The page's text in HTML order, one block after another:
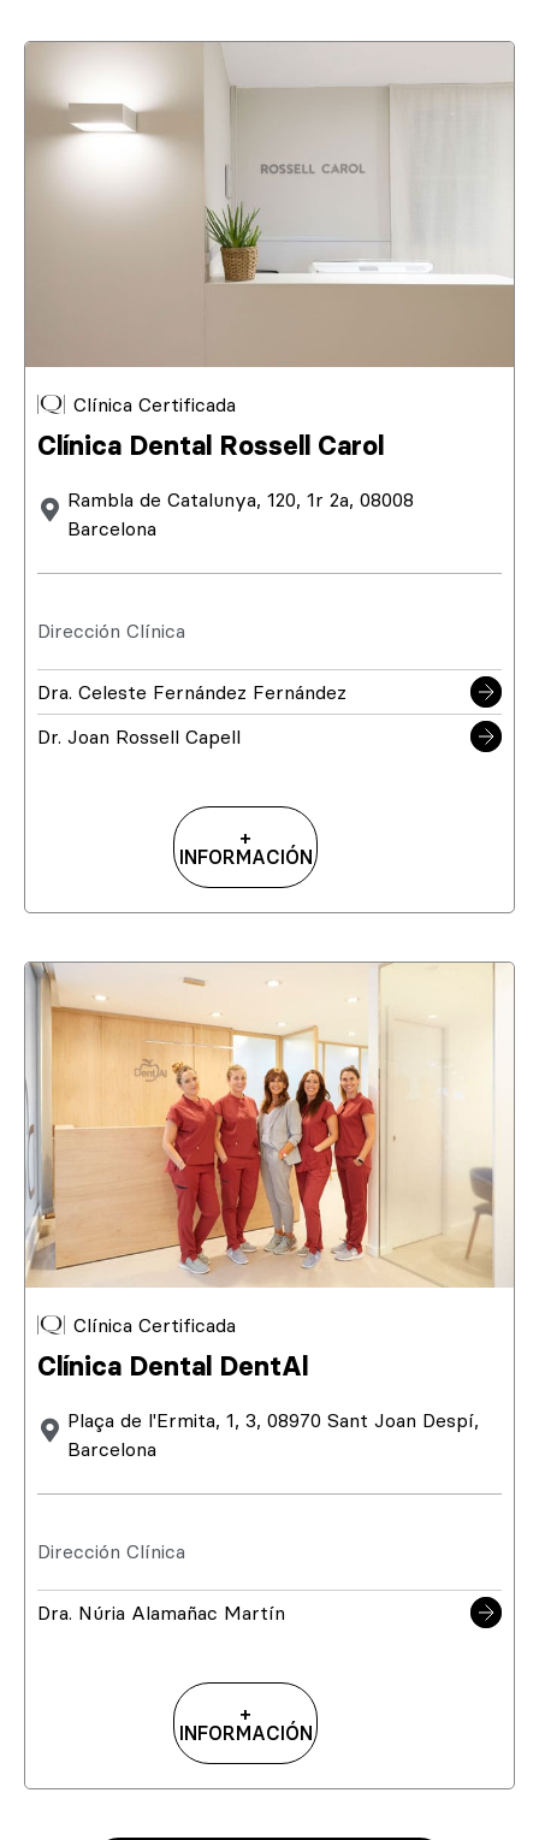
Clínica Certificada
Clínica Dental Rossell Carol
Rambla de Catalunya, 120, 1r 2a, 08008
Barcelona
Dirección Clínica
Dra. Celeste Fernández Fernández
Dr. Joan Rossell Capell
+
INFORMACIÓN
Clínica Certificada
Clínica Dental DentAl
Plaça de l'Ermita, 1, 3, 08970 Sant Joan Despí,
Barcelona
Dirección Clínica
Dra. Núria Alamañac Martín
+
INFORMACIÓN